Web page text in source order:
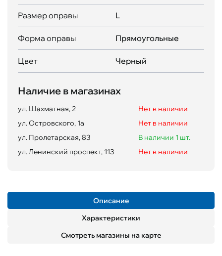
Размер оправы L
Форма оправы Прямоугольные
Цвет Черный
Наличие в магазинах
ул. Шахматная, 2
Нет в наличии
ул. Островского, 1а
Нет в наличии
ул. Пролетарская, 83
В наличии 1 шт.
ул. Ленинский проспект, 113
Нет в наличии
Описание
Характеристики
Смотреть магазины на карте